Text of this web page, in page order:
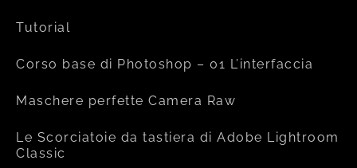
Tutorial
Corso base di Photoshop – 01 L’interfaccia
Maschere perfette Camera Raw
Le Scorciatoie da tastiera di Adobe Lightroom
Classic